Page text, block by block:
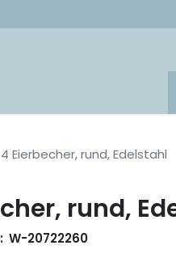
4 Eierbecher, rund, Edelstahl
rund,
W-20722260